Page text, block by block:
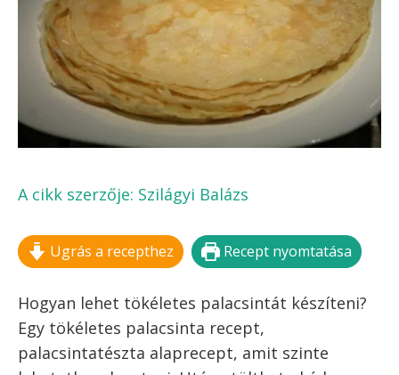
Kilépés
tartalomba
MENÜ
ALAPRECEPT,
PALACSINTATÉSZTA
FELIRATKOZOM!